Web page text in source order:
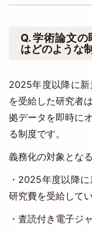
Q. 学術論文
はどのような
2025年度以降に
を受給した研究者
拠データを即時に
る制度です。
義務化の対象とな
・2025年度以降
研究費を受給して
・査読付き電子ジ